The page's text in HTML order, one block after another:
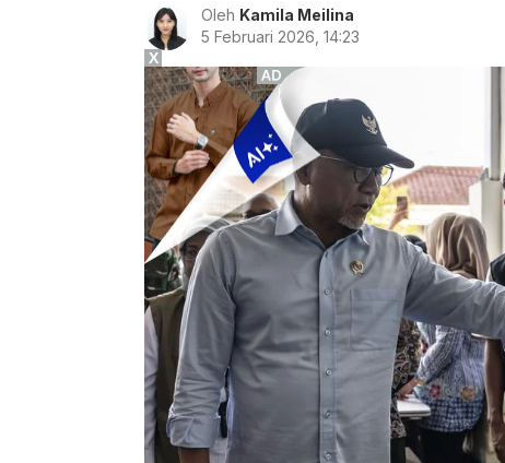
Oleh Kamila Meilina
5 Februari 2026, 14:23
X